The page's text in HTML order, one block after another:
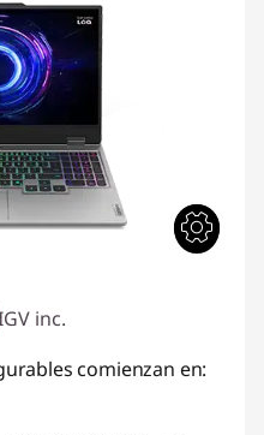
inc.
. 5136 comienzan en: